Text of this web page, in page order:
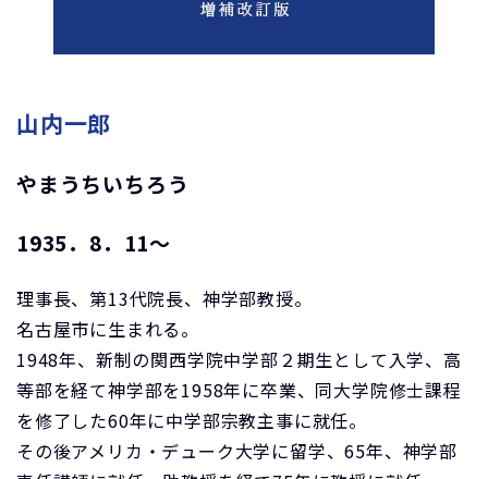
山内一郎
やまうちいちろう
1935．8．11～
理事長、第13代院長、神学部教授。
名古屋市に生まれる。
1948年、新制の関西学院中学部２期生として入学、高
等部を経て神学部を1958年に卒業、同大学院修士課程
を修了した60年に中学部宗教主事に就任。
その後アメリカ・デューク大学に留学、65年、神学部